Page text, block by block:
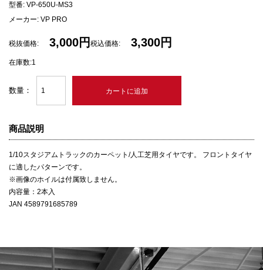
型番: VP-650U-MS3
メーカー: VP PRO
税抜価格: 3,000円 税込価格: 3,300円
在庫数:1
数量：
商品説明
1/10スタジアムトラックのカーペット/人工芝用タイヤです。 フロントタイヤ
に適したパターンです。
※画像のホイルは付属致しません。
内容量：2本入
JAN 4589791685789